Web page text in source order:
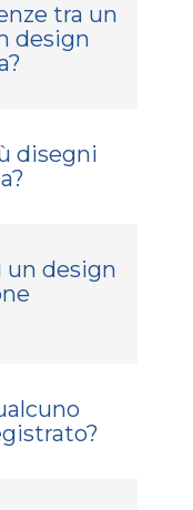
tra un
design
disegni
un design